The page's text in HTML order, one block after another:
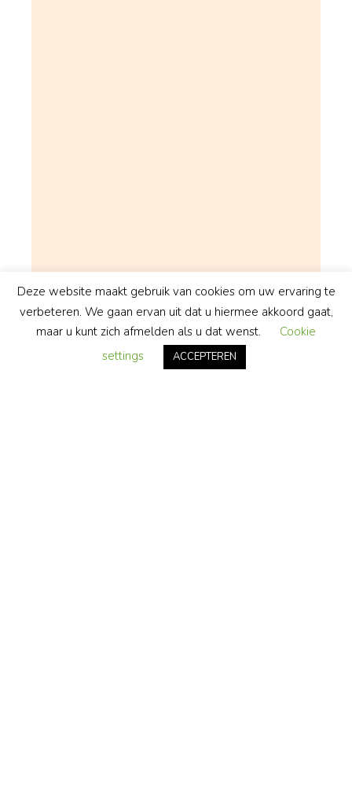
Deze website maakt gebruik van cookies om uw ervaring te
verbeteren. We gaan ervan uit dat u hiermee akkoord gaat,
maar u kunt zich afmelden als u dat wenst.
Cookie
settings
ACCEPTEREN